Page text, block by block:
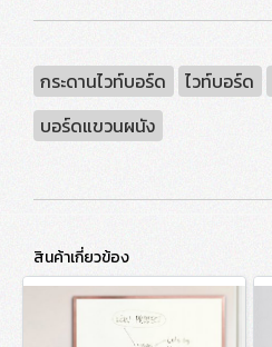
กระดานไวท์บอร์ด ไวท์บอร์ด
บอร์ดแขวนผนัง
สินค้าเกี่ยวข้อง